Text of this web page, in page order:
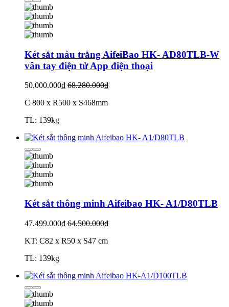
Két sắt màu trắng AifeiBao HK- AD80TLB-W
vân tay điện tử App điện thoại
50.000.000₫ 68.280.000₫
C 800 x R500 x S468mm
TL: 139kg
Két sắt thông minh Aifeibao HK- A1/D80TLB
47.499.000₫ 64.500.000₫
KT: C82 x R50 x S47 cm
TL: 139kg